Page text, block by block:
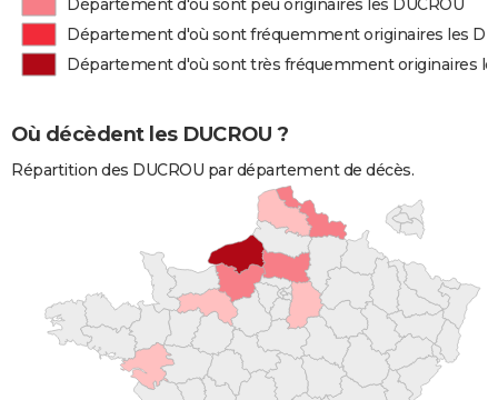
Département d'où sont peu originaires les DUCROU
Département d'où sont fréquemment originaires les
Département d'où sont très fréquemment originaires
Où décèdent les DUCROU ?
Répartition des DUCROU par département de décès.